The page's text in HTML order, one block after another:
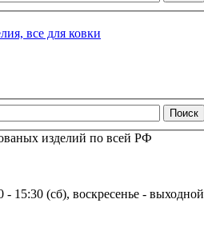
изделий по всей РФ
15:30 (сб), воскресенье - выходной